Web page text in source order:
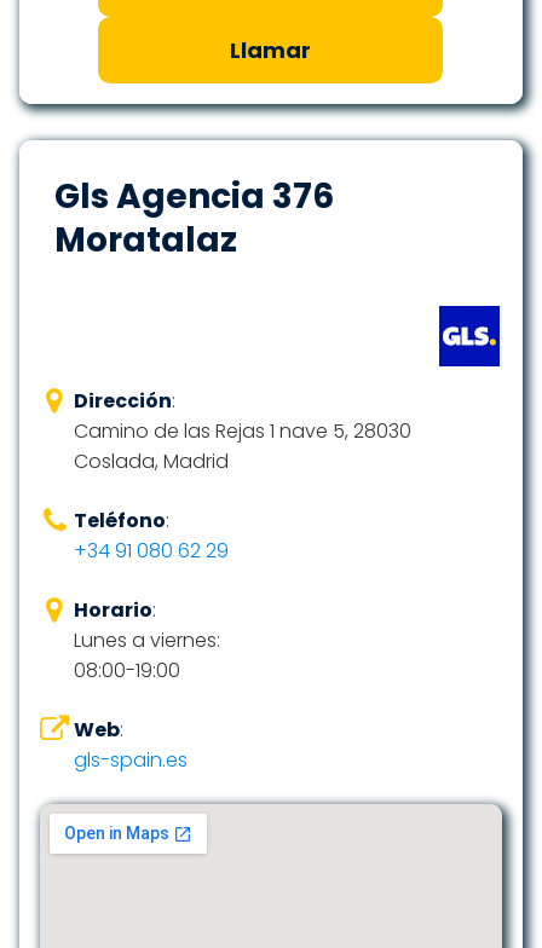
Llamar
Gls Agencia 376
Moratalaz
Dirección:
Camino de las Rejas 1 nave 5, 28030
Coslada, Madrid
Teléfono:
+34 91 080 62 29
Horario:
Lunes a viernes:
08:00-19:00
Web:
gls-spain.es